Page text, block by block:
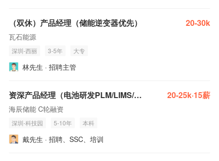
（双休）产品经理（储能逆变器优先） 20-30k
瓦石能源
深圳-西丽 3-5年 大专
林先生 · 招聘主管
资深产品经理（电池研发PLM/LIMS/CAPP/需求管理方向） 20-25k·15薪
海辰储能 C轮融资
深圳-科技园 5-10年 本科
戴先生 · 招聘、SSC、培训